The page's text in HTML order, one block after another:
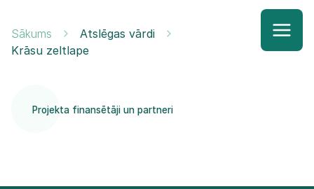
Sākums
Atslēgas vārdi
Krāsu zeltlape
Projekta finansētāji un partneri